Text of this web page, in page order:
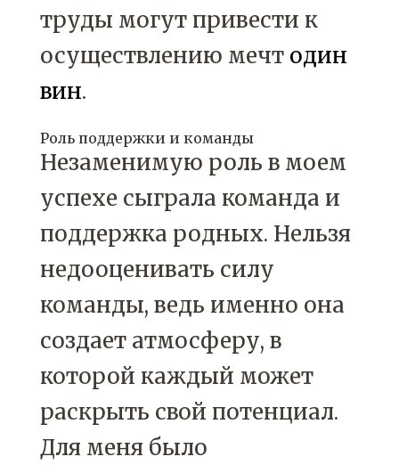
труды могут привести к
осуществлению мечт один
вин.
Роль поддержки и команды
Незаменимую роль в моем
успехе сыграла команда и
поддержка родных. Нельзя
недооценивать силу
команды, ведь именно она
создает атмосферу, в
которой каждый может
раскрыть свой потенциал.
Для меня было